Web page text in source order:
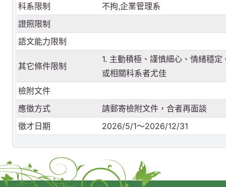
科系限制
不拘,企業管理系
證照限制
語文能力限制
其它條件限制
1. 主動積極、謹慎細心、情緒穩
或相關科系者尤佳
檢附文件
應徵方式
請郵寄檢附文件，合者再面談
徵才日期
2026/5/1～2026/12/31